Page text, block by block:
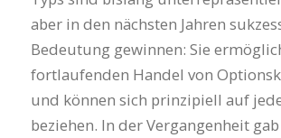
aber in den nächsten Jahren
Bedeutung gewinnen: Sie
fortlaufenden Handel von
und können sich prinzipiell auf
beziehen. In der Vergangenheit